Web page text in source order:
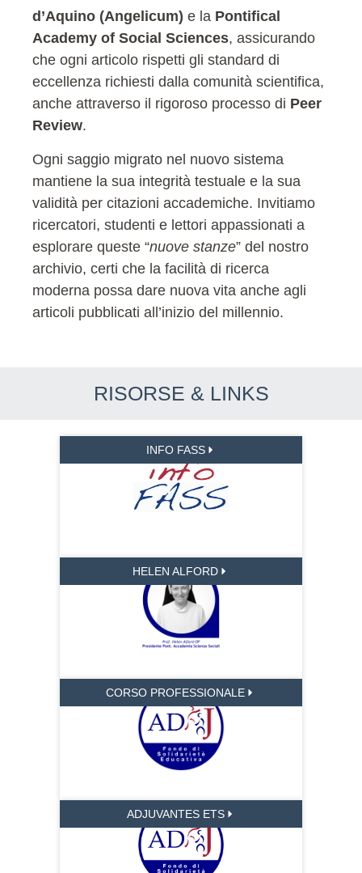
d’Aquino (Angelicum) e la Pontifical
Academy of Social Sciences, assicurando
che ogni articolo rispetti gli standard di
eccellenza richiesti dalla comunità scientifica,
anche attraverso il rigoroso processo di Peer
Review.
Ogni saggio migrato nel nuovo sistema
mantiene la sua integrità testuale e la sua
validità per citazioni accademiche. Invitiamo
ricercatori, studenti e lettori appassionati a
esplorare queste “nuove stanze” del nostro
archivio, certi che la facilità di ricerca
moderna possa dare nuova vita anche agli
articoli pubblicati all’inizio del millennio.
RISORSE & LINKS
INFO FASS
HELEN ALFORD
CORSO PROFESSIONALE
ADJUVANTES ETS